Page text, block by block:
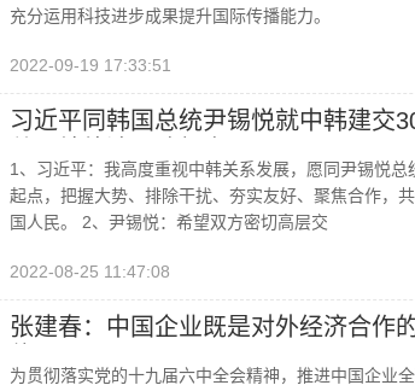
充分运用科技进步成果提升国际传播能力。
2022-09-19 17:33:51
习近平同韩国总统尹锡悦就中韩建交
1、习近平：我高度重视中韩关系发展，愿同尹锡悦
起点，把握大势、排除干扰、夯实友好、聚焦合作，
国人民。 2、尹锡悦：希望双方密切高层交
2022-08-25 11:47:08
张建春：中国企业既是对外经济合作
为贯彻落实党的十九届六中全会精神，推进中国企业